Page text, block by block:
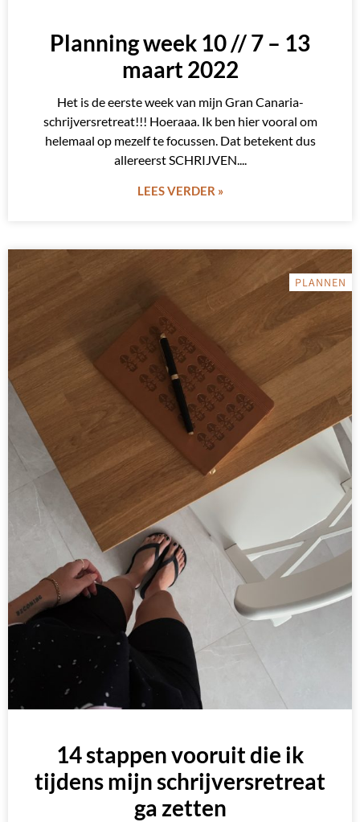
Planning week 10 // 7 – 13
maart 2022
Het is de eerste week van mijn Gran Canaria-
schrijversretreat!!! Hoeraaa. Ik ben hier vooral om
helemaal op mezelf te focussen. Dat betekent dus
allereerst SCHRIJVEN.
LEES VERDER »
PLANNEN
14 stappen vooruit die ik
tijdens mijn schrijversretreat
ga zetten